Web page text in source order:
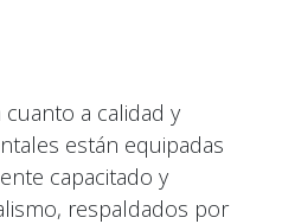
a calidad y
están equipadas
capacitado y
respaldados por